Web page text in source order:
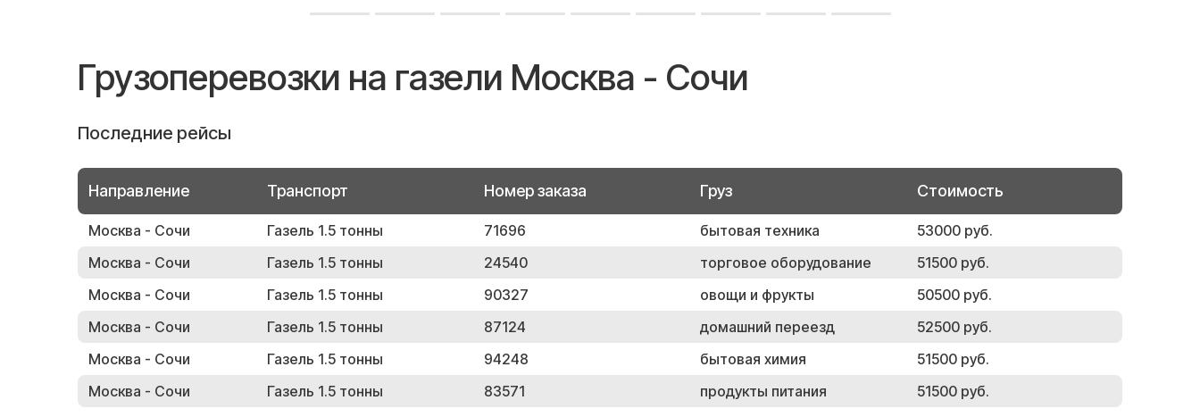
Грузоперевозки на газели Москва - Сочи
Последние рейсы
Направление Транспорт Номер заказа Груз Стоимость
Москва - Сочи Газель 1.5 тонны 71696 бытовая техника
53000 руб.
Москва - Сочи
Газель 1.5 тонны 24540 торговое оборудование
51500 руб.
Москва - Сочи
Газель 1.5 тонны 90327 овощи и фрукты
50500 руб.
Москва - Сочи
Газель 1.5 тонны 87124 домашний переезд
52500 руб.
Москва - Сочи
Газель 1.5 тонны 94248 бытовая химия
51500 руб.
Москва - Сочи
Газель 1.5 тонны 83571 продукты питания 51500 руб.